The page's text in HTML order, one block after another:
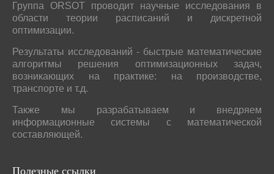
Группа ORSOT проводит научные исследования в
области теории расписаний и дискретной
оптимизации.
Результаты исследований - быстрые математические
алгоритмы решения оптимизационных задач,
возникающих на практике: на производстве,
транспорте и т.д.
Также мы разрабатываем и внедряем
информационные системы с математической
составляющей.
Полезные ссылки